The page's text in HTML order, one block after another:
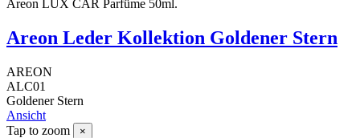
Areon LUX CAR Parfüme 50ml.
Areon Leder Kollektion Goldener Stern
AREON
ALC01
Goldener Stern
Ansicht
Tap to zoom
×